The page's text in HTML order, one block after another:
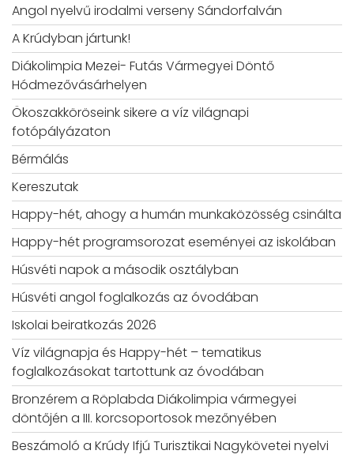
Angol nyelvű irodalmi verseny Sándorfalván
A Krúdyban jártunk!
Diákolimpia Mezei- Futás Vármegyei Döntő
Hódmezővásárhelyen
Ökoszakköröseink sikere a víz világnapi
fotópályázaton
Bérmálás
Kereszutak
Happy-hét, ahogy a humán munkaközösség csinálta
Happy-hét programsorozat eseményei az iskolában
Húsvéti napok a második osztályban
Húsvéti angol foglalkozás az óvodában
Iskolai beiratkozás 2026
Víz világnapja és Happy-hét – tematikus
foglalkozásokat tartottunk az óvodában
Bronzérem a Röplabda Diákolimpia vármegyei
döntőjén a III. korcsoportosok mezőnyében
Beszámoló a Krúdy Ifjú Turisztikai Nagykövetei nyelvi